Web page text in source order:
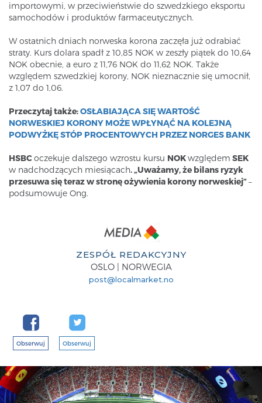
importowymi, w przeciwieństwie do szwedzkiego eksportu
samochodów i produktów farmaceutycznych.
W ostatnich dniach norweska korona zaczęła już odrabiać
straty. Kurs dolara spadł z 10,85 NOK w zeszły piątek do 10,64
NOK obecnie, a euro z 11,76 NOK do 11,62 NOK. Także
względem szwedzkiej korony, NOK nieznacznie się umocnił,
z 1,07 do 1,06.
Przeczytaj także:OSŁABIAJĄCA SIĘ WARTOŚĆ
NORWESKIEJ KORONY MOŻE WPŁYNĄĆ NA KOLEJNĄ
PODWYŻKĘ STÓP PROCENTOWYCH PRZEZ NORGES BANK
HSBCoczekuje dalszego wzrostu kursu NOKwzględem SEK
w nadchodzących miesiącach. „Uważamy, że bilans ryzyk
przesuwa się teraz w stronę ożywienia korony norweskiej”–
podsumowuje Ong.
ZESPÓŁ REDAKCYJNY
OSLO | NORWEGIA
post@localmarket.no
Obserwuj Obserwuj